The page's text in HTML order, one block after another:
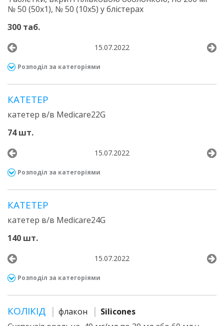
№ 50 (50х1), № 50 (10х5) у блістерах
300 таб.
15.07.2022
Розподіл за категоріями
КАТЕТЕР
катетер в/в Medicare22G
74 шт.
15.07.2022
Розподіл за категоріями
КАТЕТЕР
катетер в/в Medicare24G
140 шт.
15.07.2022
Розподіл за категоріями
КОЛІКІД флакон
Silicones